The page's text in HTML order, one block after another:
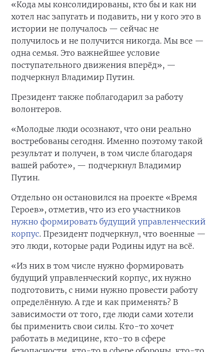
«Кода мы консолидированы, кто бы и как ни
хотел нас запугать и подавить, ни у кого это в
истории не получалось — сейчас не
получилось и не получится никогда. Мы все —
одна семья. Это важнейшее условие
поступательного движения вперёд», —
подчеркнул Владимир Путин.
Президент также поблагодарил за работу
волонтеров.
«Молодые люди осознают, что они реально
востребованы сегодня. Именно поэтому такой
результат и получен, в том числе благодаря
вашей работе», — подчеркнул Владимир
Путин.
Отдельно он остановился на проекте «Время
Героев», отметив, что из его участников
нужно формировать будущий управленческий
корпус. Президент подчеркнул, что военные —
это люди, которые ради Родины идут на всё.
«Из них в том числе нужно формировать
будущий управленческий корпус, их нужно
подготовить, с ними нужно провести работу
определённую. А где и как применять? В
зависимости от того, где люди сами хотели
бы применить свои силы. Кто-то хочет
работать в медицине, кто-то в сфере